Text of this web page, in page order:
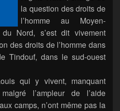
la question des droits de
l’homme au Moyen-
Nord, s’est dit vivement
des droits de l’homme dans
Tindouf, dans le sud-ouest
qui y vivent, manquant
l’ampleur de l’aide
camps, n’ont même pas la